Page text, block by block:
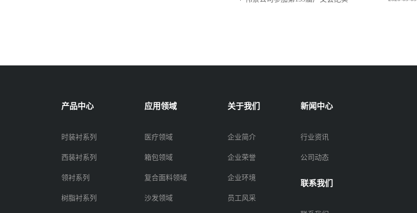
产品中心
时装衬系列
西装衬系列
领衬系列
树脂衬系列
应用领域
医疗领域
箱包领域
复合面料领域
沙发领域
关于我们
企业简介
企业荣誉
企业环境
员工风采
新闻中心
行业资讯
公司动态
联系我们